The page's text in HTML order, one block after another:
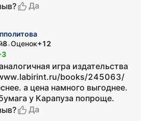
Да
8•Оценок+12
игра издательства
books/245063/
а цена намного выгоднее.
у Карапуза попроще.
Да